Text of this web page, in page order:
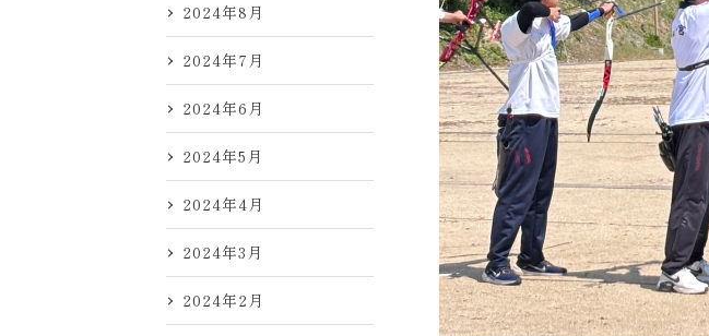
2024年8月
2024年7月
2024年6月
2024年5月
2024年4月
2024年3月
2024年2月